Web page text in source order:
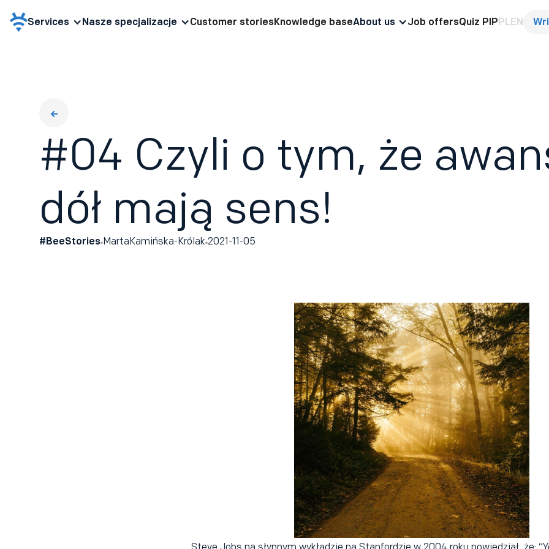
Services Nasze specjalizacje Customer storiesKnowledge baseAbout us Job offersQuiz PIPPLEN
#04 Czyli o tym, że
dół mają sens!
#BeeStories MartaKamińska-Królak 2021-11-05